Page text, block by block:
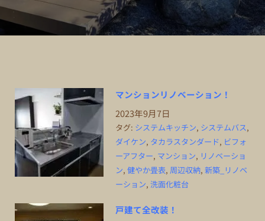
マンションリノベーション！
2023年9月7日
タグ: システムキッチン, システムバス,
ダイケン, タカラスタンダード, ビフォ
ーアフター, マンション, リノベーショ
ン, 健やか畳表, 周辺収納, 新築_リノベ
ーション, 洗面化粧台
戸建て全改装！